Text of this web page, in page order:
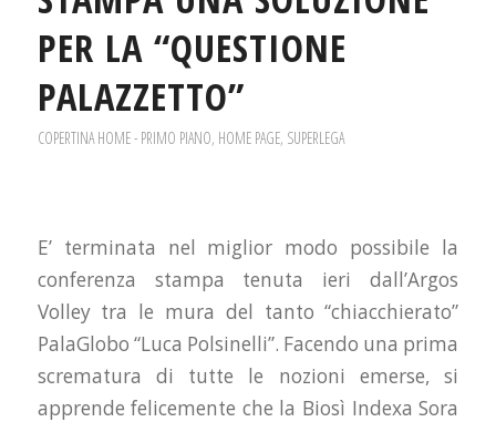
PER LA “QUESTIONE
PALAZZETTO”
COPERTINA HOME - PRIMO PIANO, HOME PAGE, SUPERLEGA
E’ terminata nel miglior modo possibile la
conferenza stampa tenuta ieri dall’Argos
Volley tra le mura del tanto “chiacchierato”
PalaGlobo “Luca Polsinelli”. Facendo una prima
scrematura di tutte le nozioni emerse, si
apprende felicemente che la Biosì Indexa Sora